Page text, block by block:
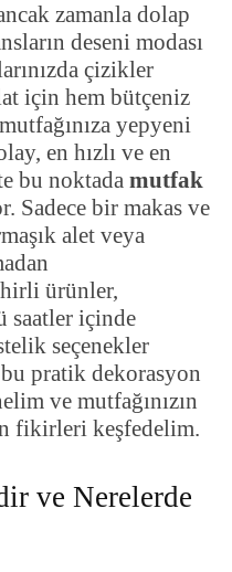
zamanla dolap
deseni modası
çizikler
için hem bütçeniz
yepyeni
en hızlı ve en
bu noktada mutfak
Sadece bir makas ve
alet veya
ürünler,
saatler içinde
seçenekler
bu pratik dekorasyon
ve mutfağınızın
fikirleri keşfedelim.
ve Nerelerde